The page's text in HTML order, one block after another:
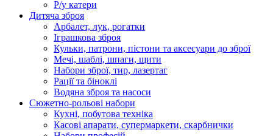
Р/у катери
Дитяча зброя
Арбалет, лук, рогатки
Іграшкова зброя
Кульки, патрони, пістони та аксесуари до зброї
Мечі, шаблі, шпаги, щити
Набори зброї, тир, лазертаг
Рації та біноклі
Водяна зброя та насоси
Сюжетно-рольові набори
Кухні, побутова техніка
Касові апарати, супермаркети, скарбнички